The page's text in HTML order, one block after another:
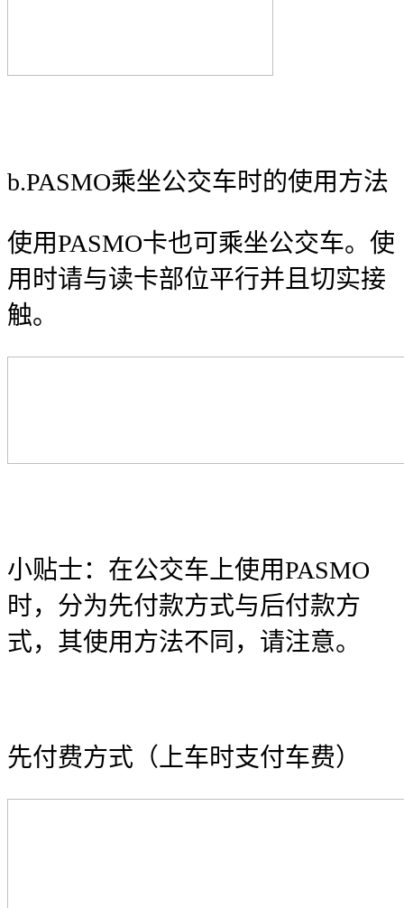
b.PASMO乘坐公交车时的使用方法
使用PASMO卡也可乘坐公交车。使
用时请与读卡部位平行并且切实接
触。
小贴士：在公交车上使用PASMO
时，分为先付款方式与后付款方
式，其使用方法不同，请注意。
先付费方式（上车时支付车费）